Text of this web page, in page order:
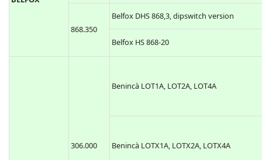
868.350
Belfox DHS 868,3, dipswitch version
Belfox HS 868-20
306.000
Benincà LOT1A, LOT2A, LOT4A
Benincà LOTX1A, LOTX2A, LOTX4A